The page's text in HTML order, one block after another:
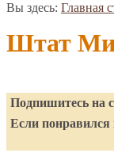
Вы здесь: Главная
Штат
Подпишитесь на
Если